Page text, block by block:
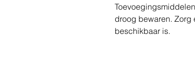
droog bewaren. Zorg
beschikbaar is.